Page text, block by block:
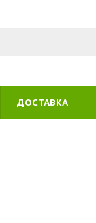
ДОСТАВКА